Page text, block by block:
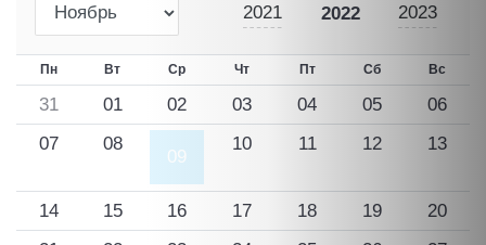
2021 2022 2023
Пн Вт Ср Чт Пт Сб Вс
31 01 02 03 04 05
06
07
08
09
10 11 12 13
14 15 16 17 18 19
20